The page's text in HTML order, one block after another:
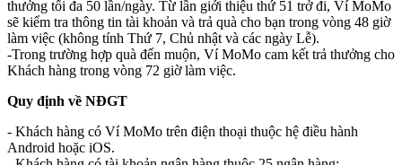
thưởng tối đa 50 lần/ngày. Từ lần giới thiệu thứ 51 trở đi, Ví MoMo
sẽ kiểm tra thông tin tài khoản và trả quà cho bạn trong vòng 48 giờ
làm việc (không tính Thứ 7, Chủ nhật và các ngày Lễ).
-Trong trường hợp quà đến muộn, Ví MoMo cam kết trả thưởng cho
Khách hàng trong vòng 72 giờ làm việc.
Quy định về NĐGT
- Khách hàng có Ví MoMo trên điện thoại thuộc hệ điều hành
Android hoặc iOS.